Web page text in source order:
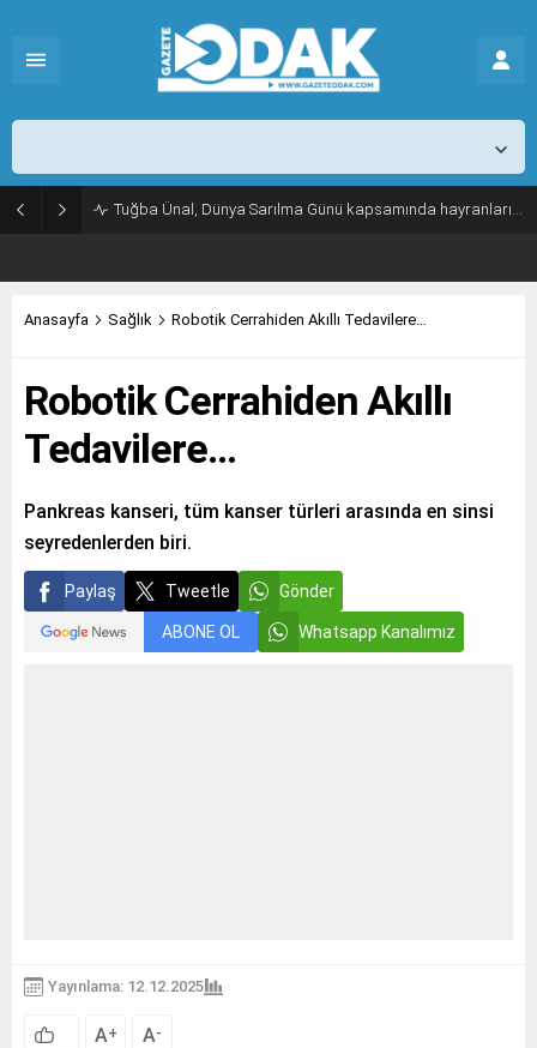
Tuğba Ünal, Dünya Sarılma Günü kapsamında hayranlarıyla buluştu
Anasayfa Sağlık Robotik Cerrahiden Akıllı Tedavilere…
Robotik Cerrahiden Akıllı
Tedavilere…
Pankreas kanseri, tüm kanser türleri arasında en sinsi
seyredenlerden biri.
Paylaş Tweetle Gönder
ABONE OL Whatsapp Kanalımız
Yayınlama: 12.12.2025
A+ A-